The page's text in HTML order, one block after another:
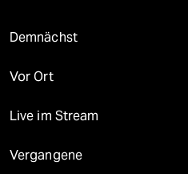
Demnächst
Vor Ort
Live im Stream
Vergangene